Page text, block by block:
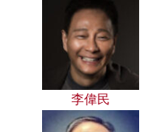
李偉民